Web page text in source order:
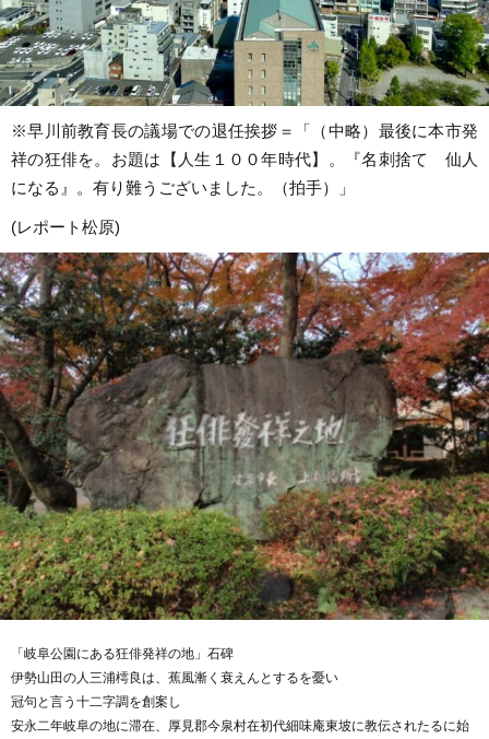
※早川前教育長の議場での退任挨拶＝「（中略）最後に本市発
祥の狂俳を。お題は【人生１００年時代】。『名刺捨て 仙人
になる』。有り難うございました。（拍手）」
(レポート松原)
「岐阜公園にある狂俳発祥の地」石碑
伊勢山田の人三浦樗良は、蕉風漸く衰えんとするを憂い
冠句と言う十二字調を創案し
安永二年岐阜の地に滞在、厚見郡今泉村在初代細味庵東坡に教伝されたるに始